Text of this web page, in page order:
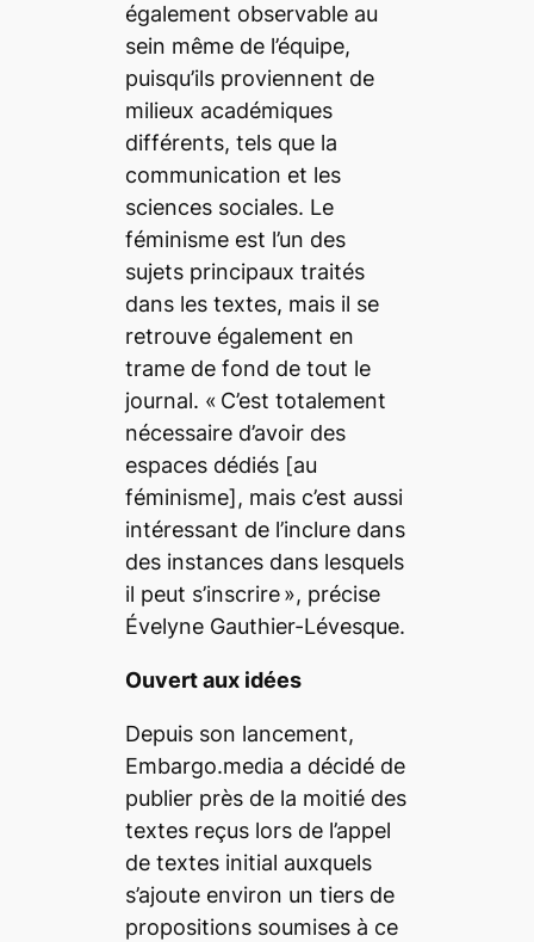
également observable au
sein même de l’équipe,
puisqu’ils proviennent de
milieux académiques
différents, tels que la
communication et les
sciences sociales. Le
féminisme est l’un des
sujets principaux traités
dans les textes, mais il se
retrouve également en
trame de fond de tout le
journal. « C’est totalement
nécessaire d’avoir des
espaces dédiés[au
féminisme], mais c’est aussi
intéressant de l’inclure dans
des instances dans lesquels
il peut s’inscrire», précise
Évelyne Gauthier-Lévesque.
Ouvert aux idées
Depuis son lancement,
Embargo.media a décidé de
publier près de la moitié des
textes reçus lors de l’appel
de textes initial auxquels
s’ajoute environ un tiers de
propositions soumises à ce